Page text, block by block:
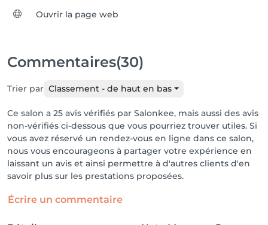
Ouvrir la page web
Commentaires(30)
Trier par Classement - de haut en bas
Ce salon a 25 avis vérifiés par Salonkee, mais aussi des avis
non-vérifiés ci-dessous que vous pourriez trouver utiles. Si
vous avez réservé un rendez-vous en ligne dans ce salon,
nous vous encourageons à partager votre expérience en
laissant un avis et ainsi permettre à d'autres clients d'en
savoir plus sur les prestations proposées.
Écrire un commentaire